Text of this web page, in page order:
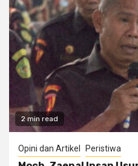
2 min read
Opini dan Artikel Peristiwa